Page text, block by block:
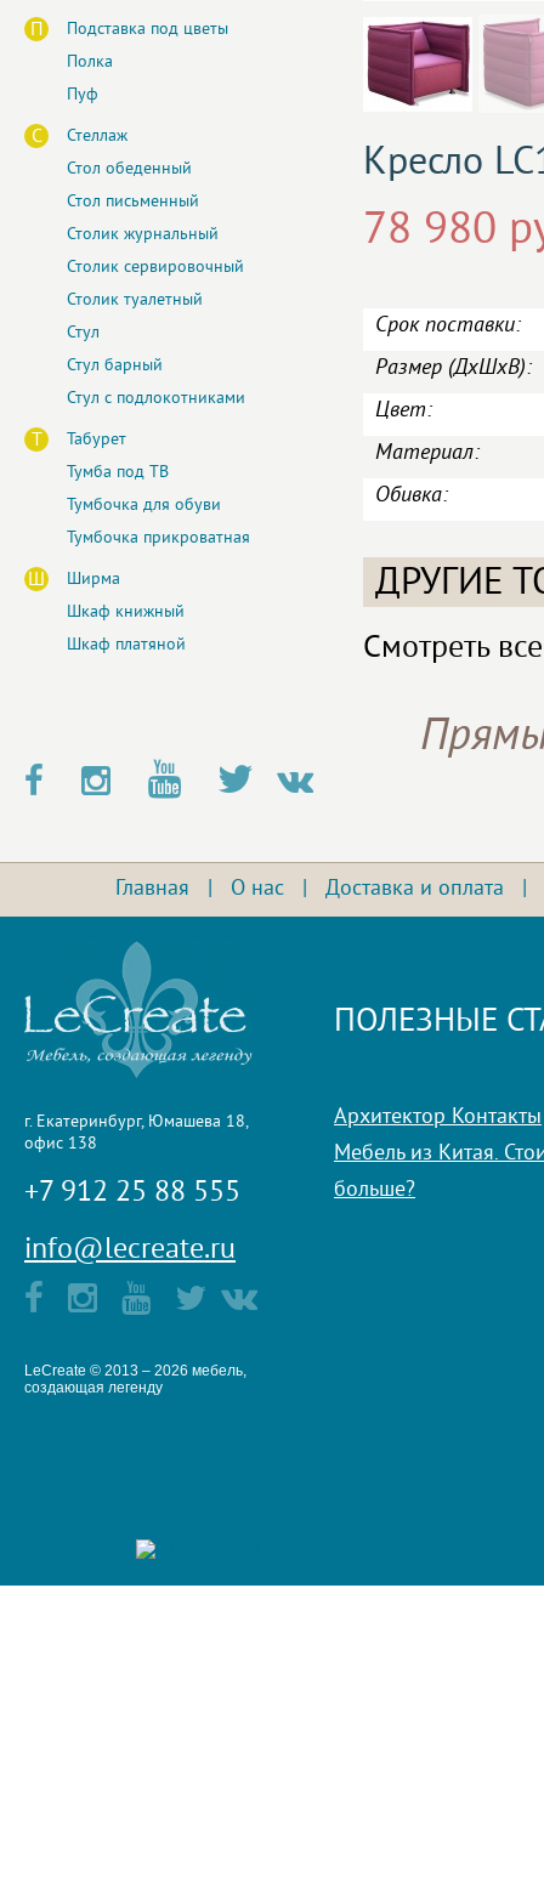
П
Подставка под цветы
Полка
Пуф
С
Стеллаж
Стол обеденный
Стол письменный
Столик журнальный
Столик сервировочный
Столик туалетный
Стул
Стул барный
Стул с подлокотниками
Т
Табурет
Тумба под ТВ
Тумбочка для обуви
Тумбочка прикроватная
Ш
Ширма
Шкаф книжный
Шкаф платяной
Кресло
78 980
Срок поставки:
Размер (ДxШxВ):
Цвет:
Материал:
Обивка:
ДРУГИЕ
Смотреть
Главная О нас Доставка и оплата
г. Екатеринбург, Юмашева 18,
офис 138
+7 912 25 88 555
info@lecreate.ru
LeCreate © 2013 – 2026 мебель,
создающая легенду
ПОЛЕЗНЫЕ
Архитектор Контакты
Мебель из Китая.
больше?